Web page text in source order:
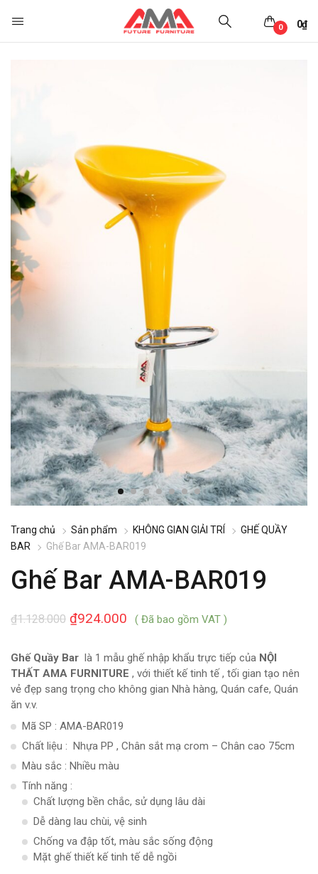
0₫
0
Trang chủ Sản phẩm KHÔNG GIAN GIẢI TRÍ
GHẾ QUẦY
BAR
Ghế Bar AMA-BAR019
Ghế Bar AMA-BAR019
1.128.000
₫ 924.000
₫ ( Đã bao gồm VAT )
Ghế Quầy Bar là 1 mẫu ghế nhập khẩu trực tiếp của NỘI
THẤT AMA FURNITURE , với thiết kế tinh tế , tối gian tạo nên
vẻ đẹp sang trọng cho không gian Nhà hàng, Quán cafe, Quán
ăn v.v.
Mã SP : AMA-BAR019
Chất liệu : Nhựa PP , Chân sắt mạ crom – Chân cao 75cm
Màu sắc : Nhiều màu
Tính năng :
Chất lượng bền chắc, sử dụng lâu dài
Dễ dàng lau chùi, vệ sinh
Chống va đập tốt, màu sắc sống động
Mặt ghế thiết kế tinh tế dễ ngồi